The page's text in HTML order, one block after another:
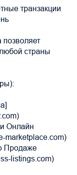
транзакции
позволяет
страны
Онлайн
marketplace.com)
Продаже
listings.com)